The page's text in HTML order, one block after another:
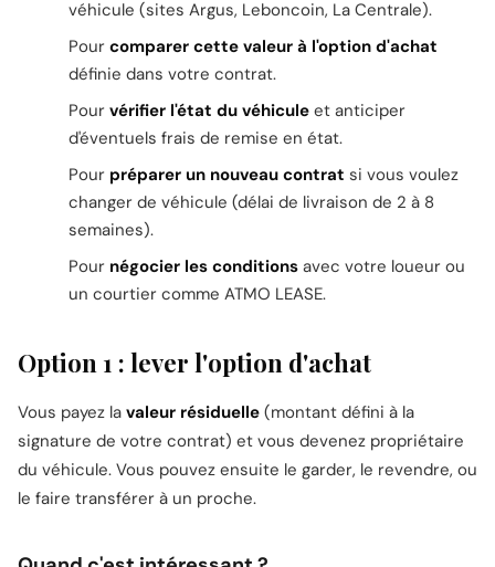
véhicule (sites Argus, Leboncoin, La Centrale).
Pour comparer cette valeur à l'option d'achat
définie dans votre contrat.
Pour vérifier l'état du véhicule et anticiper
d'éventuels frais de remise en état.
Pour préparer un nouveau contrat si vous voulez
changer de véhicule (délai de livraison de 2 à 8
semaines).
Pour négocier les conditions avec votre loueur ou
un courtier comme ATMO LEASE.
Option 1 : lever l'option d'achat
Vous payez la valeur résiduelle (montant défini à la
signature de votre contrat) et vous devenez propriétaire
du véhicule. Vous pouvez ensuite le garder, le revendre, ou
le faire transférer à un proche.